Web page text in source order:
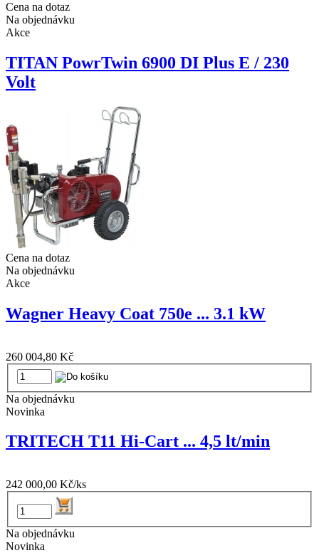
Cena na dotaz
Na objednávku
Akce
TITAN PowrTwin 6900 DI Plus E / 230
Volt
Cena na dotaz
Na objednávku
Akce
Wagner Heavy Coat 750e ... 3.1 kW
260 004,80 Kč
Na objednávku
Novinka
TRITECH T11 Hi-Cart ... 4,5 lt/min
242 000,00 Kč/ks
Na objednávku
Novinka